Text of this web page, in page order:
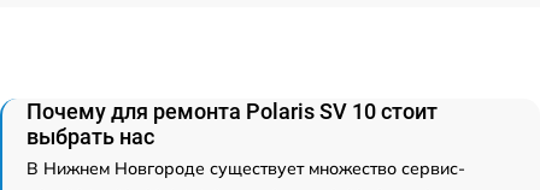
Почему для ремонта Polaris SV 10 стоит
выбрать нас
В Нижнем Новгороде существует множество сервис-